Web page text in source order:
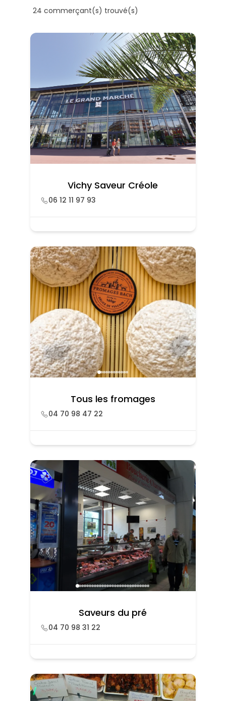
24 commerçant(s) trouvé(s)
Vichy Saveur Créole
06 12 11 97 93
Tous les fromages
04 70 98 47 22
Saveurs du pré
04 70 98 31 22